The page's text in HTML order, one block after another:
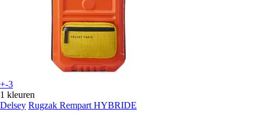
+-3
1 kleuren
Delsey Rugzak Rempart HYBRIDE